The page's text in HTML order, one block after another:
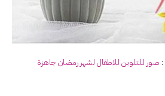
: صور للتلوين للاطفال لشهر رمضان جاهزة